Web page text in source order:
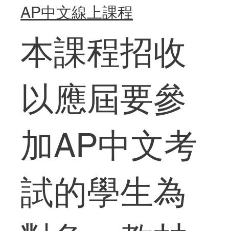
AP中文線上課程
本課程招收
以應屆要參
加AP中文考
試的學生為